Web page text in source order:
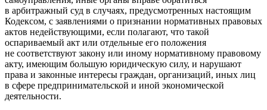
в арбитражный суд в случаях, предусмотренных настоящим
Кодексом, с заявлениями о признании нормативных правовых
актов недействующими, если полагают, что такой
оспариваемый акт или отдельные его положения
не соответствуют закону или иному нормативному правовому
акту, имеющим большую юридическую силу, и нарушают
права и законные интересы граждан, организаций, иных лиц
в сфере предпринимательской и иной экономической
деятельности.